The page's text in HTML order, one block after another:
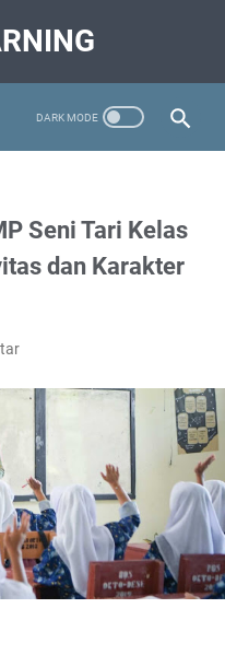
Seni Tari Kelas
dan Karakter